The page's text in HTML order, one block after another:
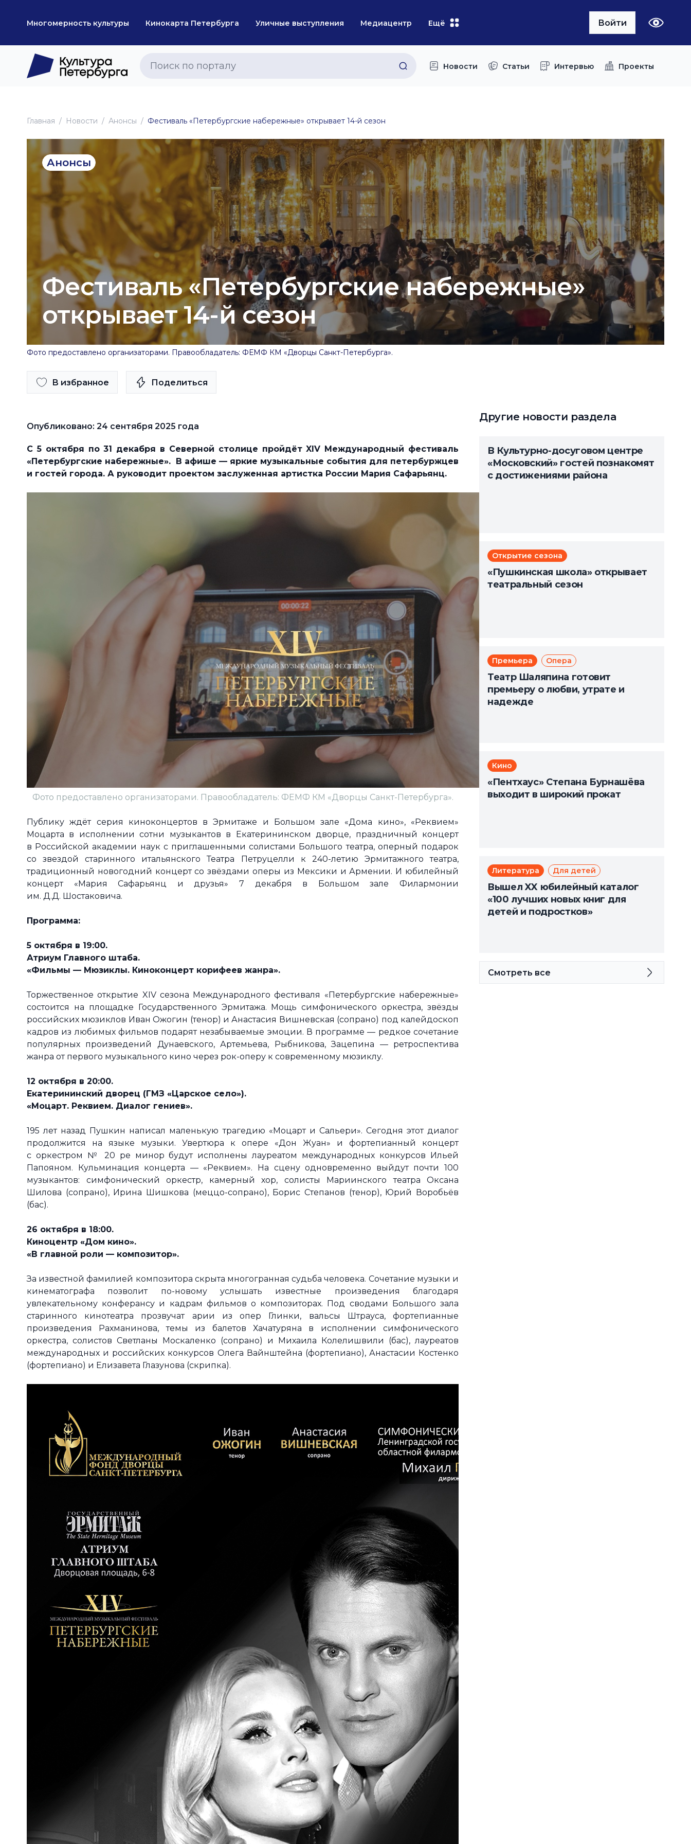
Многомерность культуры Кинокарта Петербурга Уличные выступления Медиацентр Ещё Войти
Новости Статьи Интервью Проекты
Главная Новоcти Анонсы Фестиваль «Петербургские набережные» открывает 14-й сезон
Анонсы
Фестиваль «Петербургские набережные»
открывает 14-й сезон
Фото предоставлено организаторами. Правообладатель: ФЕМФ КМ «Дворцы Санкт-Петербурга».
В избранное Поделиться
Опубликовано: 24 сентября 2025 года
С 5 октября по 31 декабря в Северной столице пройдёт XIV Международный фестиваль
«Петербургские набережные». В афише — яркие музыкальные события для петербуржцев
и гостей города. А руководит проектом заслуженная артистка России Мария Сафарьянц.
Фото предоставлено организаторами. Правообладатель: ФЕМФ КМ «Дворцы Санкт-Петербурга».
Публику ждёт серия киноконцертов в Эрмитаже и Большом зале «Дома кино», «Реквием»
Моцарта в исполнении сотни музыкантов в Екатерининском дворце, праздничный концерт
в Российской академии наук с приглашенными солистами Большого театра, оперный подарок
со звездой старинного итальянского Театра Петруцелли к 240-летию Эрмитажного театра,
традиционный новогодний концерт со звёздами оперы из Мексики и Армении. И юбилейный
концерт «Мария Сафарьянц и друзья» 7 декабря в Большом зале Филармонии
им. Д.Д. Шостаковича.
Программа:
5 октября в 19:00.
Атриум Главного штаба.
«Фильмы — Мюзиклы. Киноконцерт корифеев жанра».
Торжественное открытие XIV сезона Международного фестиваля «Петербургские набережные»
состоится на площадке Государственного Эрмитажа. Мощь симфонического оркестра, звёзды
российских мюзиклов Иван Ожогин (тенор) и Анастасия Вишневская (сопрано) под калейдоскоп
кадров из любимых фильмов подарят незабываемые эмоции. В программе — редкое сочетание
популярных произведений Дунаевского, Артемьева, Рыбникова, Зацепина — ретроспектива
жанра от первого музыкального кино через рок-оперу к современному мюзиклу.
12 октября в 20:00.
Екатерининский дворец (ГМЗ «Царское село»).
«Моцарт. Реквием. Диалог гениев».
195 лет назад Пушкин написал маленькую трагедию «Моцарт и Сальери». Сегодня этот диалог
продолжится на языке музыки. Увертюра к опере «Дон Жуан» и фортепианный концерт
с оркестром № 20 ре минор будут исполнены лауреатом международных конкурсов Ильей
Папояном. Кульминация концерта — «Реквием». На сцену одновременно выйдут почти 100
музыкантов: симфонический оркестр, камерный хор, солисты Мариинского театра Оксана
Шилова (сопрано), Ирина Шишкова (меццо-сопрано), Борис Степанов (тенор), Юрий Воробьёв
(бас).
26 октября в 18:00.
Киноцентр «Дом кино».
«В главной роли — композитор».
За известной фамилией композитора скрыта многогранная судьба человека. Сочетание музыки и
кинематографа позволит по-новому услышать известные произведения благодаря
увлекательному конферансу и кадрам фильмов о композиторах. Под сводами Большого зала
старинного кинотеатра прозвучат арии из опер Глинки, вальсы Штрауса, фортепианные
произведения Рахманинова, темы из балетов Хачатуряна в исполнении симфонического
оркестра, солистов Светланы Москаленко (сопрано) и Михаила Колелишвили (бас), лауреатов
международных и российских конкурсов Олега Вайнштейна (фортепиано), Анастасии Костенко
(фортепиано) и Елизавета Глазунова (скрипка).
Другие новости раздела
В Культурно-досуговом центре
«Московский» гостей познакомят
с достижениями района
Открытие сезона
«Пушкинская школа» открывает
театральный сезон
Премьера Опера
Театр Шаляпина готовит
премьеру о любви, утрате и
надежде
Кино
«Пентхаус» Степана Бурнашёва
выходит в широкий прокат
Литература Для детей
Вышел XX юбилейный каталог
«100 лучших новых книг для
детей и подростков»
Смотреть все